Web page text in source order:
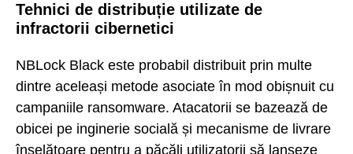
Tehnici de distribuție utilizate de
infractorii cibernetici
NBLock Black este probabil distribuit prin multe
dintre aceleași metode asociate în mod obișnuit cu
campaniile ransomware. Atacatorii se bazează de
obicei pe inginerie socială și mecanisme de livrare
înșelătoare pentru a păcăli utilizatorii să lanseze